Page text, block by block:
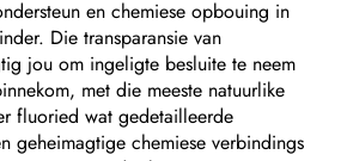
en chemiese opbouing in
Die transparansie van
jou om ingeligte besluite te neem
met die meeste natuurlike
fluoried wat gedetailleerde
geheimagtige chemiese verbindings